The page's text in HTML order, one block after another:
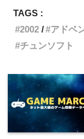
TAGS :
2002
アドベ
チュンソフト